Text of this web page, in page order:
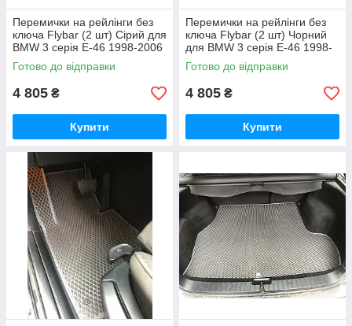
Перемички на рейлінги без
ключа Flybar (2 шт) Сірий для
BMW 3 серія E-46 1998-2006
рр
Готово до відправки
4 805 ₴
Купити
Перемички на рейлінги без
ключа Flybar (2 шт) Чорний
для BMW 3 серія E-46 1998-
2006 рр
Готово до відправки
4 805 ₴
Купити